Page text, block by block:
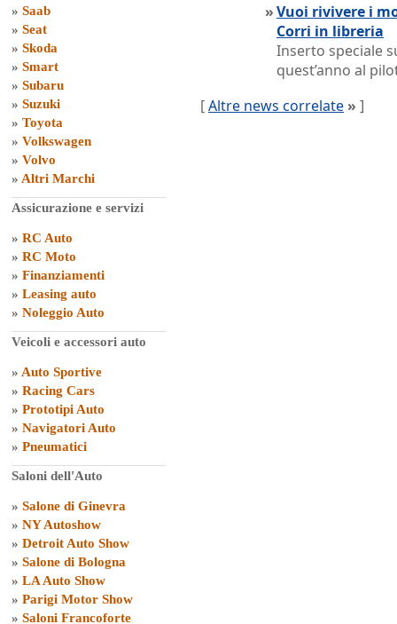
» Saab
» Seat
» Skoda
» Smart
» Subaru
» Suzuki
» Toyota
» Volkswagen
» Volvo
» Altri Marchi
Assicurazione e servizi
» RC Auto
» RC Moto
» Finanziamenti
» Leasing auto
» Noleggio Auto
Veicoli e accessori auto
» Auto Sportive
» Racing Cars
» Prototipi Auto
» Navigatori Auto
» Pneumatici
Saloni dell'Auto
» Salone di Ginevra
» NY Autoshow
» Detroit Auto Show
» Salone di Bologna
» LA Auto Show
» Parigi Motor Show
» Saloni Francoforte
»Vuoi rivivere i
Corri in libreria
Inserto speciale
quest’anno al
[Altre news correlate » ]